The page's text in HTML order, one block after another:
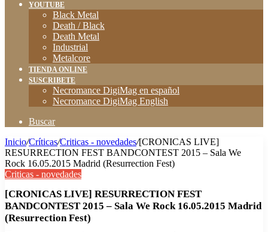
YOUTUBE
Black Metal
Death / Black
Death Metal
Industrial
Metalcore
TIENDA ONLINE
SUSCRIBETE
Necromance DigiMag en español
Necromance DigiMag English
Buscar
Inicio/Críticas/Criticas - novedades/[CRONICAS LIVE]
RESURRECTION FEST BANDCONTEST 2015 – Sala We
Rock 16.05.2015 Madrid (Resurrection Fest)
Criticas - novedades
[CRONICAS LIVE] RESURRECTION FEST
BANDCONTEST 2015 – Sala We Rock 16.05.2015 Madrid
(Resurrection Fest)